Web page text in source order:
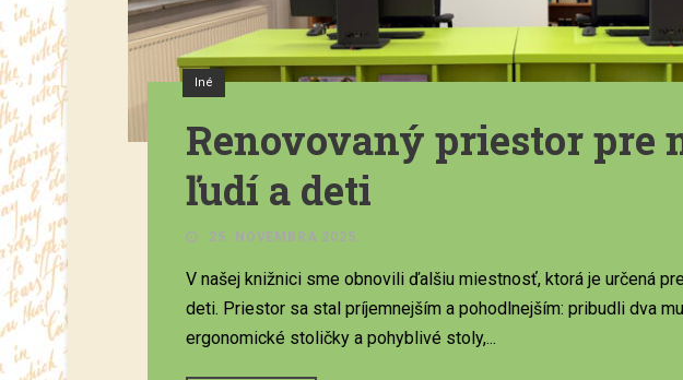
Iné
Renovovaný priestor pre
ľudí a deti
25. NOVEMBRA 2025.
V našej knižnici sme obnovili ďalšiu miestnosť, ktorá je určená
deti. Priestor sa stal príjemnejším a pohodlnejším: pribudli dva
ergonomické stoličky a pohyblivé stoly,...